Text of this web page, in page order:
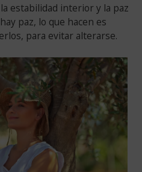
estabilidad interior y la paz
paz, lo que hacen es
para evitar alterarse.